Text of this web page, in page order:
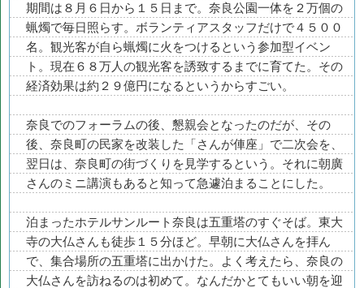
期間は８月６日から１５日まで。奈良公園一体を２万個の
蝋燭で毎日照らす。ボランティアスタッフだけで４５００
名。観光客が自ら蝋燭に火をつけるという参加型イベン
ト。現在６８万人の観光客を誘致するまでに育てた。その
経済効果は約２９億円になるというからすごい。
奈良でのフォーラムの後、懇親会となったのだが、その
後、奈良町の民家を改装した「さんが俥座」で二次会を、
翌日は、奈良町の街づくりを見学するという。それに朝廣
さんのミニ講演もあると知って急遽泊まることにした。
泊まったホテルサンルート奈良は五重塔のすぐそば。東大
寺の大仏さんも徒歩１５分ほど。早朝に大仏さんを拝ん
で、集合場所の五重塔に出かけた。よく考えたら、奈良の
大仏さんを訪ねるのは初めて。なんだかとてもいい朝を迎